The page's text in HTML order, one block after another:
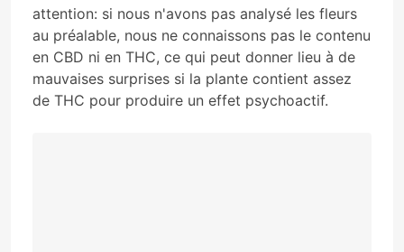
attention: si nous n'avons pas analysé les fleurs
au préalable, nous ne connaissons pas le contenu
en CBD ni en THC, ce qui peut donner lieu à de
mauvaises surprises si la plante contient assez
de THC pour produire un effet psychoactif.